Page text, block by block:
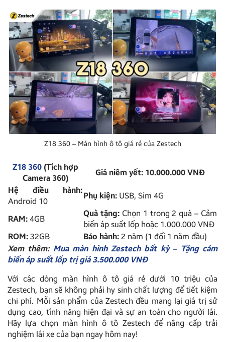
Z18 360 – Màn hình ô tô giá rẻ của Zestech
Z18 360(Tích hợp
Camera 360)
Giá niêm yết: 10.000.000 VNĐ
Hệ điều hành:
Android 10
Phụ kiện: USB, Sim 4G
RAM: 4GB
Quà tặng:Chọn 1 trong 2 quà – Cảm
biến áp suất lốp hoặc 1.000.000 VNĐ
ROM: 32GB Bảo hành: 2 năm (1 đổi 1 năm đầu)
Xem thêm: Mua màn hình Zestech bất kỳ – Tặng cảm
biến áp suất lốp trị giá 3.500.000 VNĐ
Với các dòng màn hình ô tô giá rẻ dưới 10 triệu của
Zestech, bạn sẽ không phải hy sinh chất lượng để tiết kiệm
chi phí. Mỗi sản phẩm của Zestech đều mang lại giá trị sử
dụng cao, tính năng hiện đại và sự an toàn cho người lái.
Hãy lựa chọn màn hình ô tô Zestech để nâng cấp trải
nghiệm lái xe của bạn ngay hôm nay!